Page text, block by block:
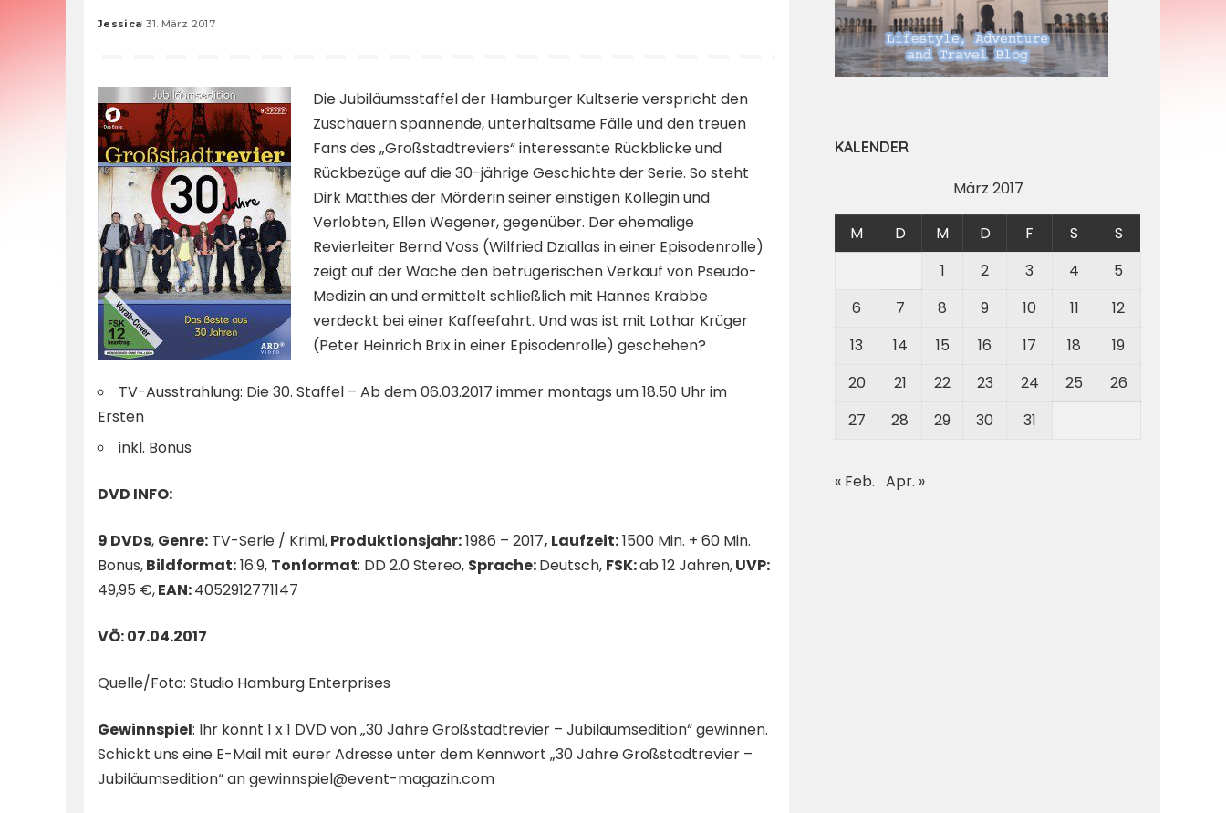
Posted
Jessica 31. März 2017
Die Jubiläumsstaffel der Hamburger Kultserie verspricht den
Zuschauern spannende, unterhaltsame Fälle und den treuen
Fans des „Großstadtreviers“ interessante Rückblicke und
Rückbezüge auf die 30-jährige Geschichte der Serie. So steht
Dirk Matthies der Mörderin seiner einstigen Kollegin und
Verlobten, Ellen Wegener, gegenüber. Der ehemalige
Revierleiter Bernd Voss (Wilfried Dziallas in einer Episodenrolle)
zeigt auf der Wache den betrügerischen Verkauf von Pseudo-
Medizin an und ermittelt schließlich mit Hannes Krabbe
verdeckt bei einer Kaffeefahrt. Und was ist mit Lothar Krüger
(Peter Heinrich Brix in einer Episodenrolle) geschehen?
TV-Ausstrahlung: Die 30. Staffel – Ab dem 06.03.2017 immer montags um 18.50 Uhr im
Ersten
inkl. Bonus
DVD INFO:
9 DVDs, Genre: TV-Serie / Krimi,Produktionsjahr:1986 – 2017, Laufzeit:1500 Min. + 60 Min.
Bonus,Bildformat:16:9, Tonformat: DD 2.0 Stereo, Sprache:Deutsch, FSK:ab 12 Jahren,UVP:
49,95 €,EAN:4052912771147
VÖ: 07.04.2017
Quelle/Foto: Studio Hamburg Enterprises
Gewinnspiel: Ihr könnt 1 x 1 DVD von „30 Jahre Großstadtrevier – Jubiläumsedition“ gewinnen.
Schickt uns eine E-Mail mit eurer Adresse unter dem Kennwort „30 Jahre Großstadtrevier –
Jubiläumsedition“ an gewinnspiel@event-magazin.com
KALENDER
März 2017
M D M D F S
S
1
2 3 4
5
6
7 8 9 10 11
12
13
14 15 16 17 18
19
20
21 22 23 24 25
26
27
28 29 30 31
« Feb. Apr. »